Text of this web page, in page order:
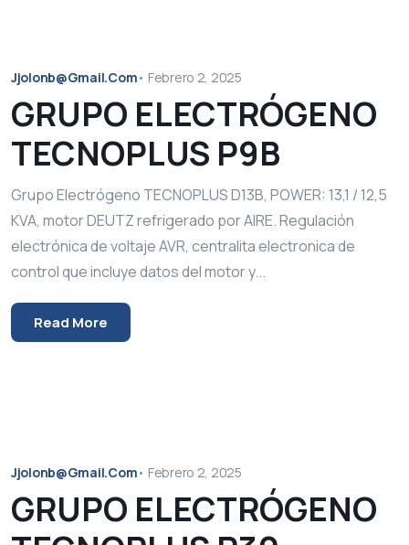
Jjolonb@gmail.com• Febrero 2, 2025
GRUPO ELECTRÓGENO
TECNOPLUS P9B
Grupo Electrógeno TECNOPLUS D13B, POWER: 13,1 / 12,5
KVA, motor DEUTZ refrigerado por AIRE. Regulación
electrónica de voltaje AVR, centralita electronica de
control que incluye datos del motor y...
Read More
Jjolonb@gmail.com• Febrero 2, 2025
GRUPO ELECTRÓGENO